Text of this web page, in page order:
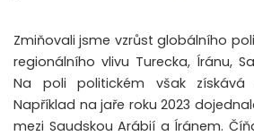
Zmiňovali jsme vzrůst globálního
regionálního vlivu Turecka, Íránu,
Na poli politickém však
Například na jaře roku 2023
mezi Saudskou Arábií a Íránem.